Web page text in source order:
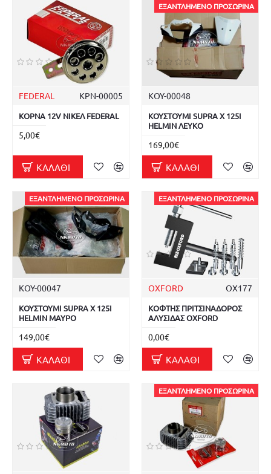
FEDERAL ΚΡΝ-00005
ΚΟΡΝΑ 12V ΝΙΚΕΛ FEDERAL
5,00€
ΚΑΛΆΘΙ
ΕΞΑΝΤΛΗΜΈΝΟ ΠΡΟΣΩΡΙΝΆ
ΚΟΥ-00048
ΚΟΥΣΤΟΥΜΙ SUPRA X 125I
HELMIN ΛΕΥΚΟ
169,00€
ΚΑΛΆΘΙ
ΕΞΑΝΤΛΗΜΈΝΟ ΠΡΟΣΩΡΙΝΆ
ΚΟΥ-00047
ΚΟΥΣΤΟΥΜΙ SUPRA X 125I
HELMIN ΜΑΥΡΟ
149,00€
ΚΑΛΆΘΙ
ΕΞΑΝΤΛΗΜΈΝΟ ΠΡΟΣΩΡΙΝΆ
OXFORD OX177
ΚΟΦΤΗΣ ΠΡΙΤΣΙΝΑΔΟΡΟΣ
ΑΛΥΣΙΔΑΣ OXFORD
0,00€
ΚΑΛΆΘΙ
ΕΞΑΝΤΛΗΜΈΝΟ ΠΡΟΣΩΡΙΝΆ